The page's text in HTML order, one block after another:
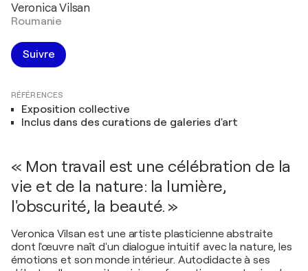
Veronica Vilsan
Roumanie
Suivre
RÉFÉRENCES
Exposition collective
Inclus dans des curations de galeries d'art
« Mon travail est une célébration de la
vie et de la nature: la lumière,
l'obscurité, la beauté. »
Veronica Vilsan est une artiste plasticienne abstraite
dont l'œuvre naît d'un dialogue intuitif avec la nature, les
émotions et son monde intérieur. Autodidacte à ses